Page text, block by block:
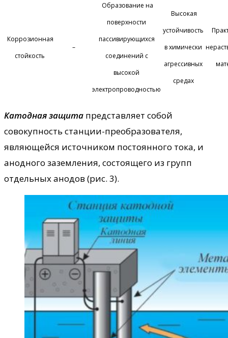
Коррозионная
стойкость
–
Образование на
поверхности
пассивирующихся
соединений с
высокой
электропроводностью
Высокая
устойчивость
в химически
агрессивных
средах
Катодная защита представляет собой
совокупность станции-преобразователя,
являющейся источником постоянного тока, и
анодного заземления, состоящего из групп
отдельных анодов (рис. 3).